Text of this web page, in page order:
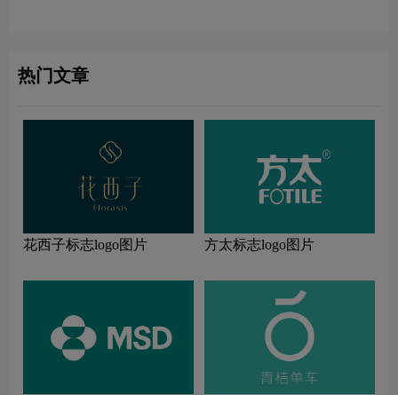
热门文章
花西子标志logo图片 方太标志logo图片